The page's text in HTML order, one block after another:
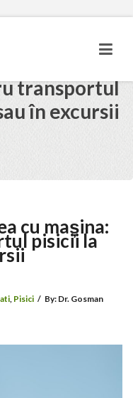
cu
transportul
în excursii
cu mașina:
pisicii la
, Pisici / By: Dr. Gosman